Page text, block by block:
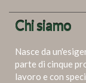
Chi siamo
Nasce da
parte di cinque
lavoro e con